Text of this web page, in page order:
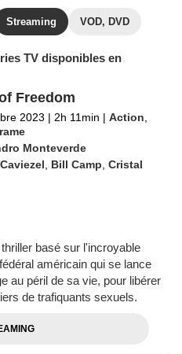
Streaming VOD, DVD
TV disponibles en
Freedom
2023 | 2h 11min | Action
Monteverde
Bill Camp ,Cristal
basé sur l'incroyable
américain qui se lance
au péril de sa vie, pour libérer
de trafiquants sexuels.